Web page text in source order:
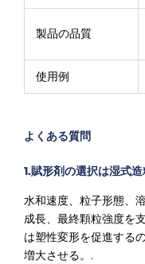
製品の品質
使用例
よくある質問
1.賦形剤の選択は湿式
水和速度、粒子形態、
成長、最終顆粒強度を
は塑性変形を促進する
増大させる。.